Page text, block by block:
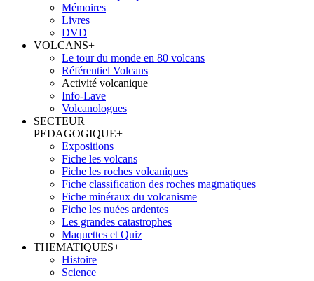
Mémoires
Livres
DVD
VOLCANS+
Le tour du monde en 80 volcans
Référentiel Volcans
Activité volcanique
Info-Lave
Volcanologues
SECTEUR
PEDAGOGIQUE+
Expositions
Fiche les volcans
Fiche les roches volcaniques
Fiche classification des roches magmatiques
Fiche minéraux du volcanisme
Fiche les nuées ardentes
Les grandes catastrophes
Maquettes et Quiz
THEMATIQUES+
Histoire
Science